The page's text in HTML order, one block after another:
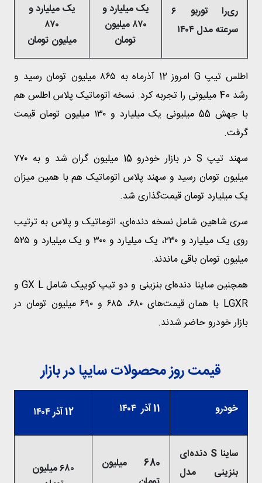
ری‌را توربو ۶
سرعته مدل ۱۴۰۴
یک میلیارد و
۸۷۰ میلیون
تومان
یک میلیارد و
۸۷۰
میلیون تومان
اطلس تیپ G امروز 12 آذرماه به ۸۶۵ میلیون تومان رسید و
رشد 40 میلیونی را تجربه کرد. نسخه اتوماتیک پلاس اطلس هم
با جهش 55 میلیونی یک میلیارد و ۱۳۰ میلیون تومان قیمت
گرفت.
سهند تیپ S در بازار خودرو 15 میلیون گران شد و به ۷۷۰
میلیون تومان رسید و سهند پلاس اتوماتیک هم با همین میزان
یک میلیارد تومان قیمت‌گذاری شد.
سری شاهین شامل نسخه دنده‌ای، اتوماتیک و پلاس به ترتیب
روی یک میلیارد و ۲۳۰، یک میلیارد و ۳۰۰ و یک میلیارد و ۵۲۵
میلیون تومان باقی ماندند.
همچنین ساینا دنده‌ای بنزینی و دو تیپ کوییک شامل GX L و
LGXR با همان قیمت‌های ۶۸۰، ۶۸۵ و ۶۹۰ میلیون تومان در
بازار خودرو حاضر شدند.
قیمت روز محصولات سایپا در بازار
خودرو 11 آذر ۱۴۰۴ 12 آذر ۱۴۰۴
ساینا S دنده‌ای
بنزینی مدل
680 میلیون
۶۸۰ میلیون